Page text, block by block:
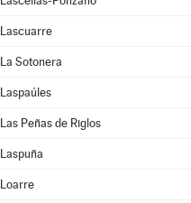
Lascuarre
La Sotonera
Laspaúles
Las Peñas de Riglos
Laspuña
Loarre